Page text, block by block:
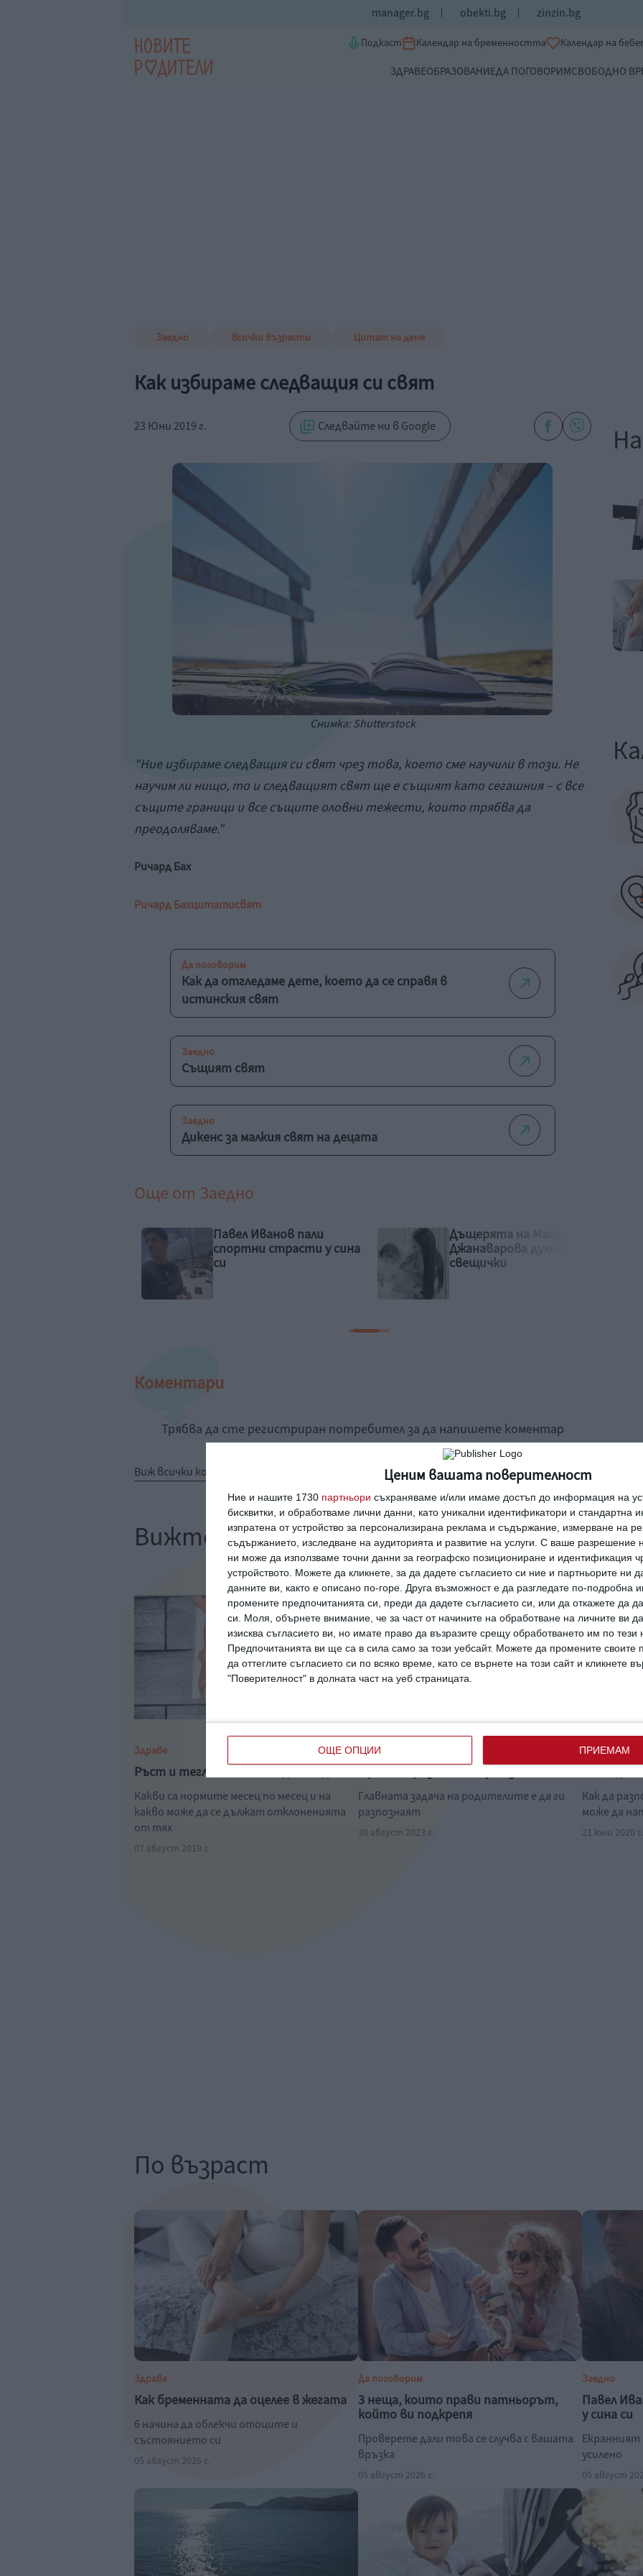
Ценим вашата поверителност
Ние и нашите 1730 партньори съхраняваме и/или имаме достъп до информация на
бисквитки, и обработваме лични данни, като уникални идентификатори и стандартна
изпратена от устройство за персонализирана реклама и съдържание, измерване на
съдържанието, изследване на аудиторията и развитие на услуги. С ваше разрешение
ни може да използваме точни данни за географско позициониране и идентификация
устройството. Можете да кликнете, за да дадете съгласието си ние и партньорите ни
данните ви, както е описано по-горе. Друга възможност е да разгледате по-подробна
промените предпочитанията си, преди да дадете съгласието си, или да откажете да
си.
Моля, обърнете внимание, че за част от начините на обработване на личните ви
изисква съгласието ви, но имате право да възразите срещу обработването им по тези
Предпочитанията ви ще са в сила само за този уебсайт. Можете да промените своите
да оттеглите съгласието си по всяко време, като се върнете на този сайт и кликнете
"Поверителност" в долната част на уеб страницата.
ОЩЕ ОПЦИИ ПРИЕМАМ
manager.bg obekti.bg zinzin.bg
Подкаст Календар на бременността Календар на
ЗДРАВЕОБРАЗОВАНИЕДА ПОГОВОРИМСВОБОДНО
Заедно Всички възрасти Цитат на деня
Как избираме следващия си свят
23 Юни 2019 г. Следвайте ни в Google
Снимка: Shutterstock
"Ние избираме следващия си свят чрез това, което сме научили в този. Не
научим ли нищо, то и следващият свят ще е същият като сегашния – с все
същите граници и все същите оловни тежести, които трябва да
преодоляваме."
Ричард Бах
Ричард Бахцитатисвят
Да поговорим
Как да отгледаме дете, което да се справя в
истинския свят
Заедно
Същият свят
Заедно
Дикенс за малкия свят на децата
Още от Заедно
Дъщерята на Маги
Джанаварова духна 3
свещички
Някой ще обича точно
теб
Коментари
Трябва да сте регистриран потребител за да напишете коментар
Виж всички коментари
Вижте още
Здраве
Ръст и тегло на бебето до 1 година
Какви са нормите месец по месец и на
какво може да се дължат отклоненията
от тях
07 август 2019 г.
Здраве
Главната задача на родителите е да ги
разпознаят
30 август 2023 г.
Здраве
Как да
може да
21 юни 2020 г.
По възраст
Здраве
Как бременната да оцелее в жегата
6 начина да облекчи отоците и
състоянието си
05 август 2026 г.
Да поговорим
3 неща, които прави патньорът,
който ви подкрепя
Проверете дали това се случва с вашата
връзка
05 август 2026 г.
Заедно
Павел
у сина си
Екранният
усилено
05 август